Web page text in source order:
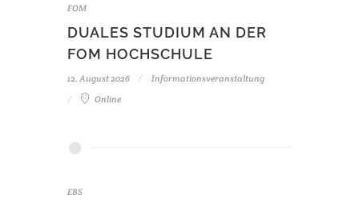
FOM
DUALES STUDIUM AN DER
FOM HOCHSCHULE
12. August 2026
Informationsveranstaltung
Online
EBS